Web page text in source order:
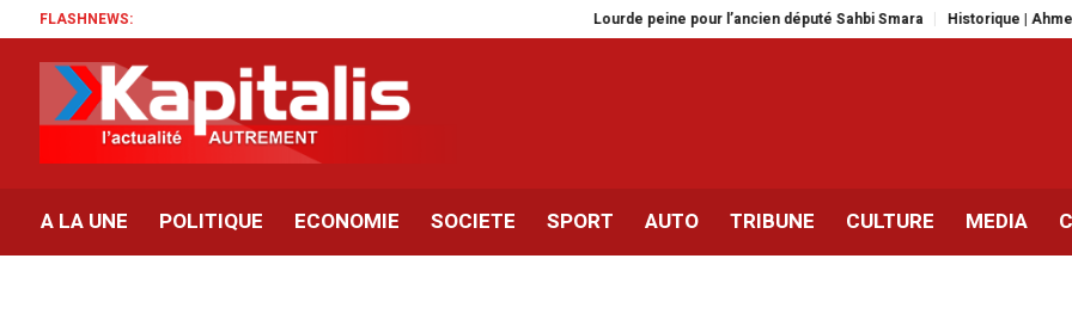
FLASHNEWS: Lourde peine pour l’ancien député Sahbi Smara Historique | Ahmed Jaouadi
A LA UNE POLITIQUE ECONOMIE SOCIETE SPORT AUTO TRIBUNE CULTURE MEDIA